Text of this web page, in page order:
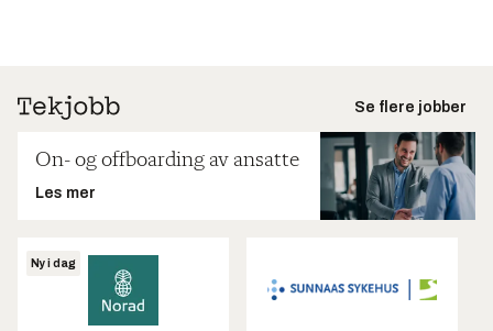
Se flere jobber
On- og offboarding av ansatte
Les mer
Ny i dag